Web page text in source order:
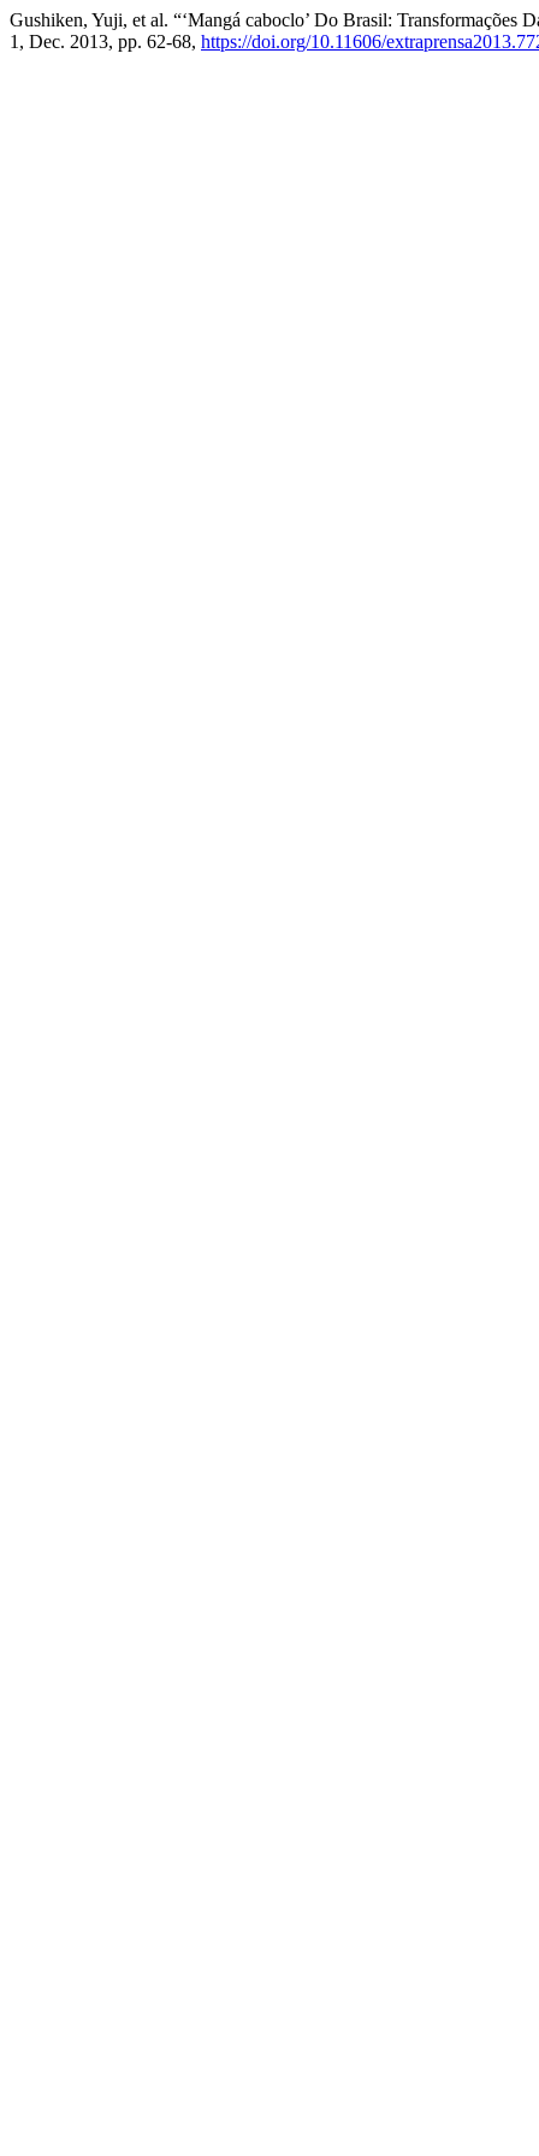
Gushiken, Yuji, et al. “‘Mangá caboclo’ Do Brasil: Transformações
1, Dec. 2013, pp. 62-68, https://doi.org/10.11606/